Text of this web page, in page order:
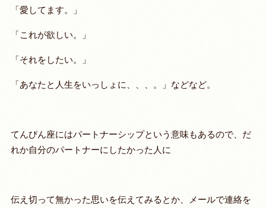
「愛してます。」
「これが欲しい。」
「それをしたい。」
「あなたと人生をいっしょに、、、。」などなど。
てんびん座にはパートナーシップという意味もあるので、だ
れか自分のパートナーにしたかった人に
伝え切って無かった思いを伝えてみるとか、メールで連絡を